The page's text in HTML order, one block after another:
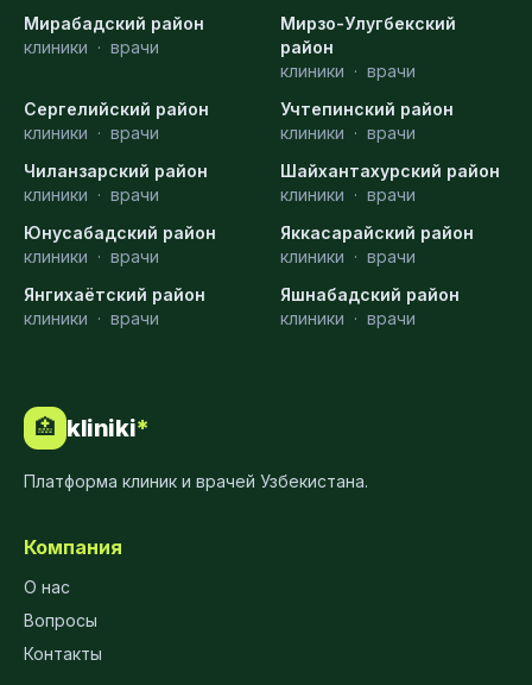
Мирабадский район
клиники · врачи
Мирзо-Улугбекский
район
клиники · врачи
Сергелийский район
клиники · врачи
Учтепинский район
клиники · врачи
Чиланзарский район
клиники · врачи
Шайхантахурский район
клиники · врачи
Юнусабадский район
клиники · врачи
Яккасарайский район
клиники · врачи
Янгихаётский район
клиники · врачи
Яшнабадский район
клиники · врачи
🏥 kliniki*
Платформа клиник и врачей Узбекистана.
Компания
О нас
Вопросы
Контакты